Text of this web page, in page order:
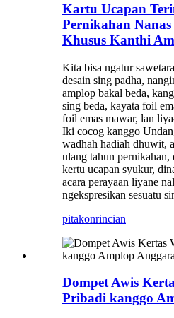
Kartu Ucapan
Pernikahan
Khusus Kanthi
Kita bisa ngatur
desain sing padha,
amplop bakal beda,
sing beda, kayata foil
foil emas mawar, lan
Iki cocog kanggo
wadhah hadiah dhuwit,
ulang tahun
kertu ucapan syukur,
acara perayaan liyane
ngekspresikan sesuatu
pitakonrincian
Dompet Awis
Pribadi kanggo